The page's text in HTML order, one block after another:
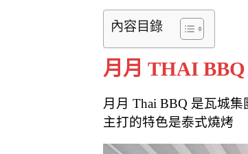
內容目錄
月月 THAI
月月 Thai BBQ 是瓦城
主打的特色是泰式燒烤